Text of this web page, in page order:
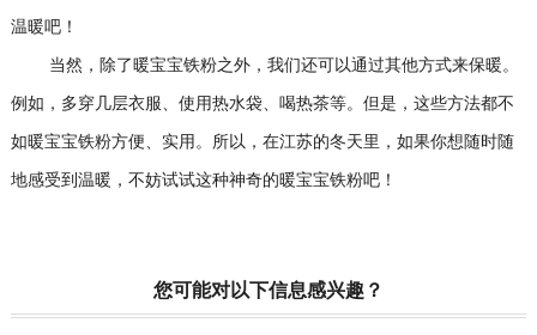
温暖吧！
当然，除了暖宝宝铁粉之外，我们还可以通过其他方式来保暖。
例如，多穿几层衣服、使用热水袋、喝热茶等。但是，这些方法都不
如暖宝宝铁粉方便、实用。所以，在江苏的冬天里，如果你想随时随
地感受到温暖，不妨试试这种神奇的暖宝宝铁粉吧！
您可能对以下信息感兴趣？